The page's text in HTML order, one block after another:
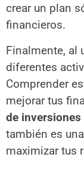
crear un plan
financieros.
Finalmente, al
diferentes
Comprender
mejorar tus
de inversiones
también es
maximizar tus